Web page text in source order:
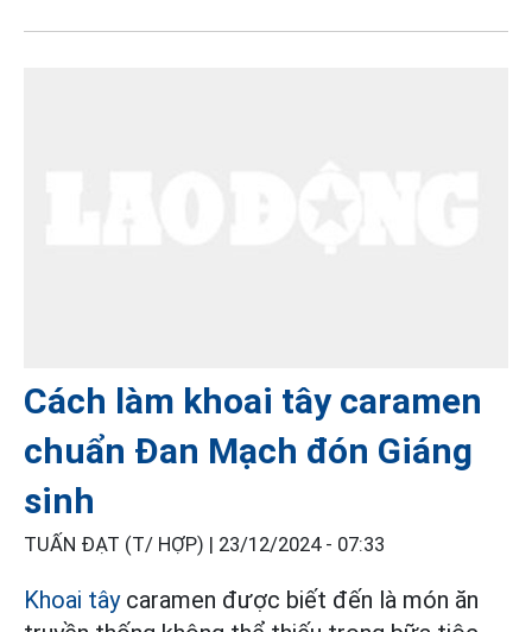
Cách làm khoai tây caramen
chuẩn Đan Mạch đón Giáng
sinh
TUẤN ĐẠT (T/ HỢP) | 23/12/2024 - 07:33
Khoai tâycaramen được biết đến là món ăn